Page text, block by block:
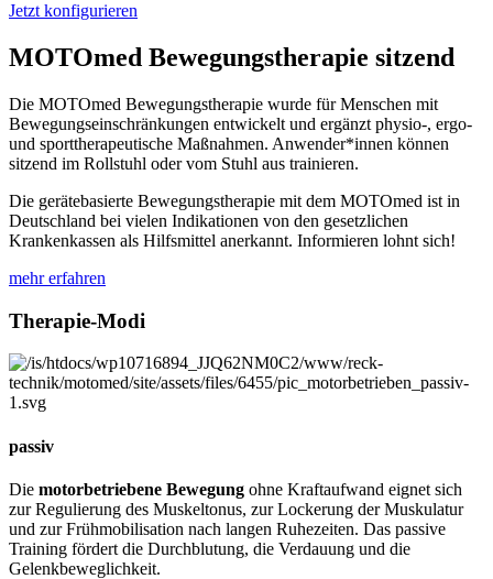
Jetzt konfigurieren
MOTOmed Bewegungstherapie sitzend
Die MOTOmed Bewegungstherapie wurde für Menschen mit
Bewegungseinschränkungen entwickelt und ergänzt physio-, ergo-
und sporttherapeutische Maßnahmen. Anwender*innen können
sitzend im Rollstuhl oder vom Stuhl aus trainieren.
Die gerätebasierte Bewegungstherapie mit dem MOTOmed ist in
Deutschland bei vielen Indikationen von den gesetzlichen
Krankenkassen als Hilfsmittel anerkannt. Informieren lohnt sich!
mehr erfahren
Therapie-Modi
passiv
Die motorbetriebene Bewegung ohne Kraftaufwand eignet sich
zur Regulierung des Muskeltonus, zur Lockerung der Muskulatur
und zur Frühmobilisation nach langen Ruhezeiten. Das passive
Training fördert die Durchblutung, die Verdauung und die
Gelenkbeweglichkeit.